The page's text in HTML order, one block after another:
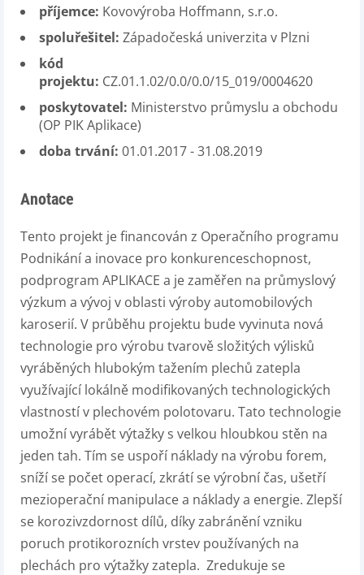
příjemce: Kovovýroba Hoffmann, s.r.o.
spoluřešitel: Západočeská univerzita v Plzni
kód
projektu: CZ.01.1.02/0.0/0.0/15_019/0004620
poskytovatel: Ministerstvo průmyslu a obchodu
(OP PIK Aplikace)
doba trvání: 01.01.2017 - 31.08.2019
Anotace
Tento projekt je financován z Operačního programu
Podnikání a inovace pro konkurenceschopnost,
podprogram APLIKACE a je zaměřen na průmyslový
výzkum a vývoj v oblasti výroby automobilových
karoserií. V průběhu projektu bude vyvinuta nová
technologie pro výrobu tvarově složitých výlisků
vyráběných hlubokým tažením plechů zatepla
využívající lokálně modifikovaných technologických
vlastností v plechovém polotovaru. Tato technologie
umožní vyrábět výtažky s velkou hloubkou stěn na
jeden tah. Tím se uspoří náklady na výrobu forem,
sníží se počet operací, zkrátí se výrobní čas, ušetří
mezioperační manipulace a náklady a energie. Zlepší
se korozivzdornost dílů, díky zabránění vzniku
poruch protikorozních vrstev používaných na
plechách pro výtažky zatepla. Zredukuje se